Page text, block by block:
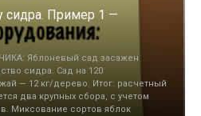
сидра. Пример 1 —
Яблоневый сад засажен
сидра. Сад на 120
— 12 кг/дерево. Итог: расчетный
два крупных сбора, с учетом
Миксование сортов яблок